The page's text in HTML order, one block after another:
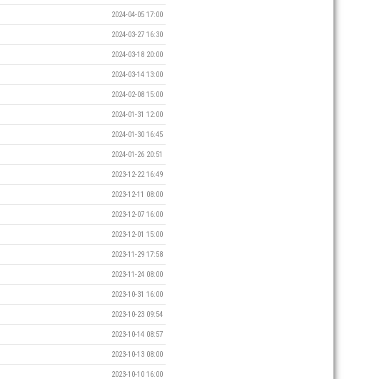
2024-04-05 17:00
2024-03-27 16:30
2024-03-18 20:00
2024-03-14 13:00
2024-02-08 15:00
2024-01-31 12:00
2024-01-30 16:45
2024-01-26 20:51
2023-12-22 16:49
2023-12-11 08:00
2023-12-07 16:00
2023-12-01 15:00
2023-11-29 17:58
2023-11-24 08:00
2023-10-31 16:00
2023-10-23 09:54
2023-10-14 08:57
2023-10-13 08:00
2023-10-10 16:00